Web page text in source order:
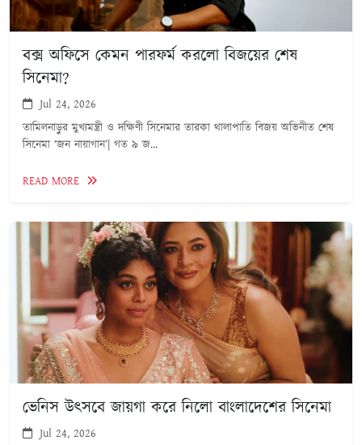
বক্স অফিসে কেমন পারফর্ম করলো বিজয়ের শেষ
সিনেমা?
Jul 24, 2026
তামিলনাড়ুর মুখ্যমন্ত্রী ও দক্ষিণী সিনেমার তারকা থালাপাতি বিজয় অভিনীত শেষ
সিনেমা ‘জন নায়াগান’| গত ৯ জ...
READ MORE
ভেনিস উৎসবে জায়গা করে নিলো বাংলাদেশের সিনেমা
Jul 24, 2026